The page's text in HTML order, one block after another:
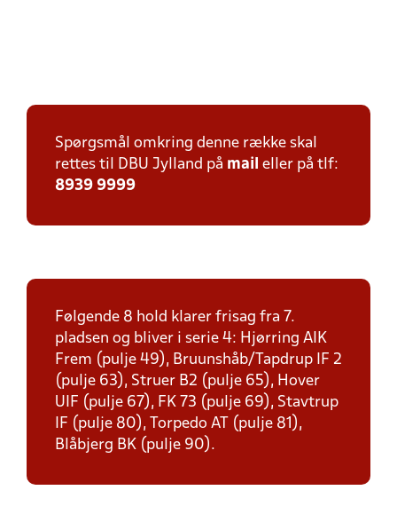
Spørgsmål omkring denne række skal
rettes til DBU Jylland på mail eller på tlf:
8939 9999
Følgende 8 hold klarer frisag fra 7.
pladsen og bliver i serie 4: Hjørring AIK
Frem (pulje 49), Bruunshåb/Tapdrup IF 2
(pulje 63), Struer B2 (pulje 65), Hover
UIF (pulje 67), FK 73 (pulje 69), Stavtrup
IF (pulje 80), Torpedo AT (pulje 81),
Blåbjerg BK (pulje 90).